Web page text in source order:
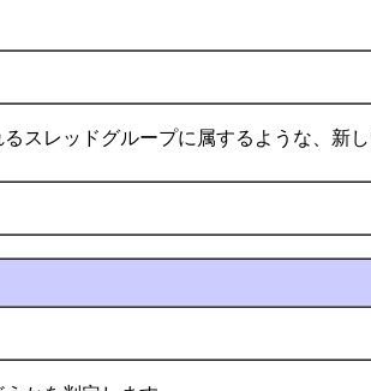
スレッドグループに属するような、新